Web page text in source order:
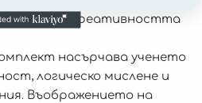
и креативността
насърчава ученето
логическо мислене и
Въображението на